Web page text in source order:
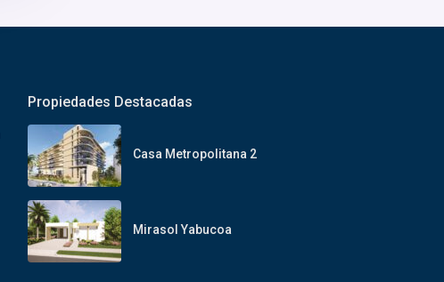
Propiedades Destacadas
Casa Metropolitana 2
Mirasol Yabucoa